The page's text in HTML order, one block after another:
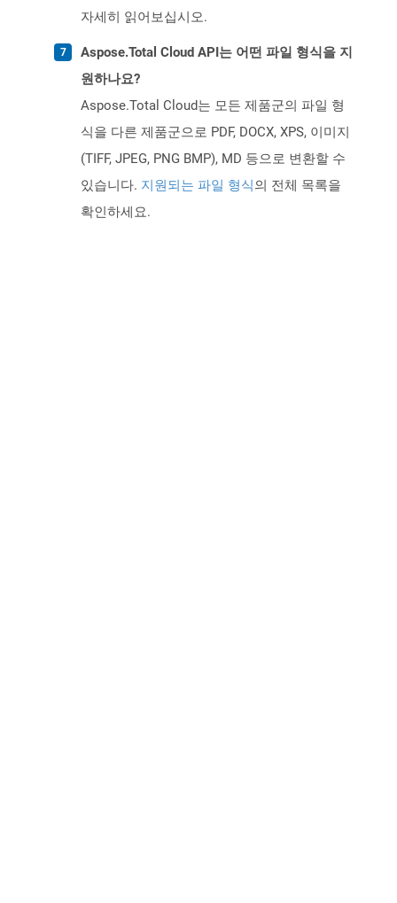
자세히 읽어보십시오.
Aspose.Total Cloud API는 어떤 파일 형식을 지
원하나요?
Aspose.Total Cloud는 모든 제품군의 파일 형
식을 다른 제품군으로 PDF, DOCX, XPS, 이미지
(TIFF, JPEG, PNG BMP), MD 등으로 변환할 수
있습니다. 지원되는 파일 형식의 전체 목록을
확인하세요.